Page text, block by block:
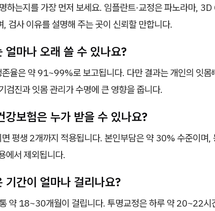
하는지를 가장 먼저 보세요. 임플란트·교정은 파노라마,
, 검사 이유를 설명해 주는 곳이 신뢰할 만합니다.
얼마나 오래 쓸 수 있나요?
율은 약 91~99%로 보고됩니다. 다만 결과는 개인의 잇몸
검진과 잇몸 관리가 수명에 큰 영향을 줍니다.
강보험은 누가 받을 수 있나요?
평생 2개까지 적용됩니다. 본인부담은 약 30% 수준이며,
에서 제외됩니다.
기간이 얼마나 걸리나요?
약 18~30개월이 걸립니다. 투명교정은 하루 약 20~22시